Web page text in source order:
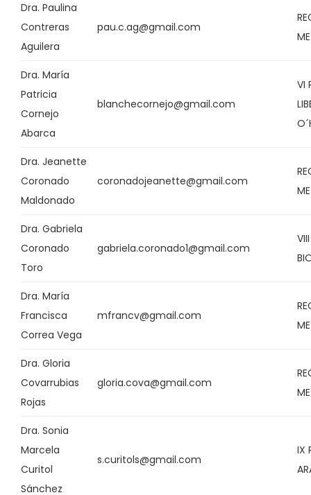
Dra. Paulina
Contreras
Aguilera
pau.c.ag@gmail.com
Dra. María
Patricia
Cornejo
Abarca
blanchecornejo@gmail.com
VI
Dra. Jeanette
Coronado
Maldonado
coronadojeanette@gmail.com
Dra. Gabriela
Coronado
Toro
gabriela.coronado1@gmail.com
Dra. María
Francisca
Correa Vega
mfrancv@gmail.com
Dra. Gloria
Covarrubias
Rojas
gloria.cova@gmail.com
Dra. Sonia
Marcela
Curitol
Sánchez
s.curitols@gmail.com
IX